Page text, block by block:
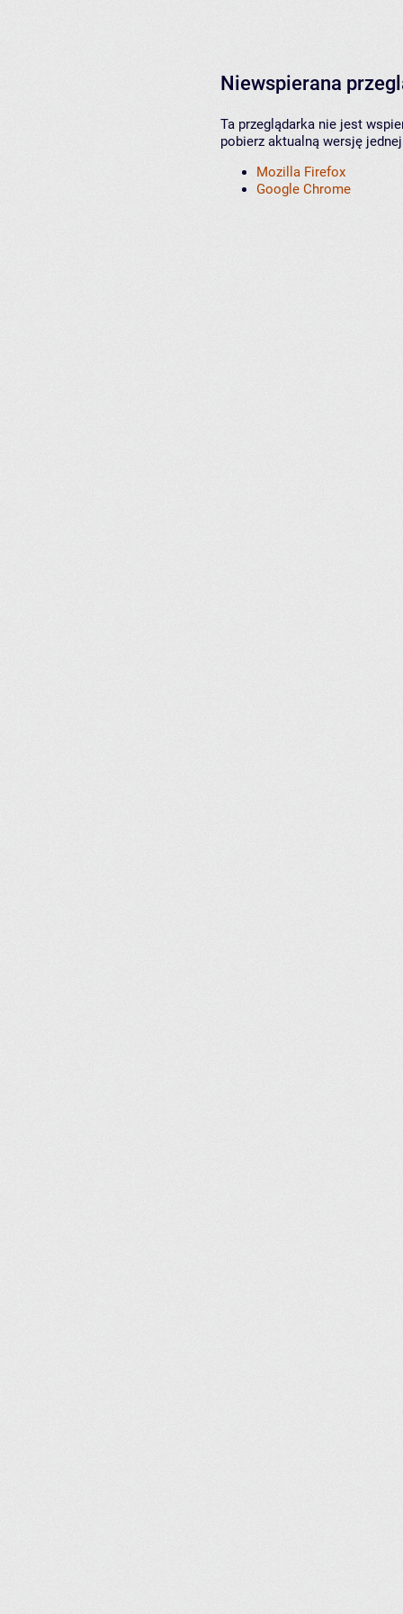
Niewspierana
Ta przeglądarka nie jest
pobierz aktualną wersję
Mozilla Firefox
Google Chrome